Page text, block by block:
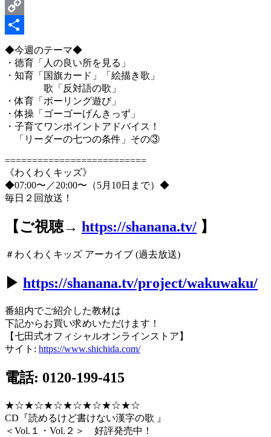
Email
Copy
Link
共
有
◆今週のテーマ◆
・徳育「人の良い所を見る」
・知育「国旗カード」「絵描き歌」
歌「反対語の歌」
・体育「ボーリング遊び」
・体操「ゴーゴーげんきっず」
・子育てワンポイントアドバイス！
「リーダーの七つの条件」その③
==========================
《わくわくキッズ》
◆07:00〜／20:00〜（5月10日まで）◆
毎日２回放送！
【ご視聴→ https://shanana.tv/ 】
＃わくわくキッズ アーカイブ (過去放送)
▶︎ https://shanana.tv/project/wakuwaku/
番組内でご紹介した教材は
下記からお買い求めいただけます！
【七田式オフィシャルオンラインストア】
サイト: https://www.shichida.com/
電話: 0120-199-415
★☆★☆★☆★☆★☆★☆★☆
CD『読めるけど書けない漢字の歌 』
＜Vol.１・Vol.２＞ 好評発売中！